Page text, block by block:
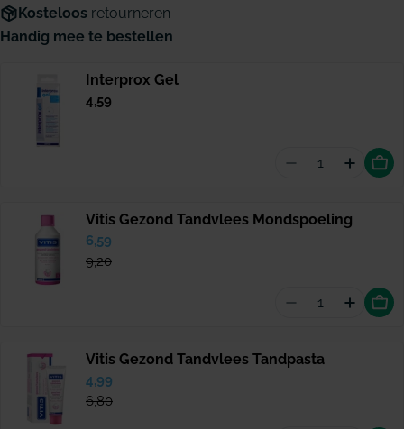
Kosteloos retourneren
Handig mee te bestellen
Interprox Gel
Normale
4,59
Aantal
Vitis Gezond Tandvlees Mondspoeling
Verkoopprijs
6,59
Normale
prijs
9,20
Aantal
Vitis Gezond Tandvlees Tandpasta
Verkoopprijs
4,99
Normale
prijs
6,80